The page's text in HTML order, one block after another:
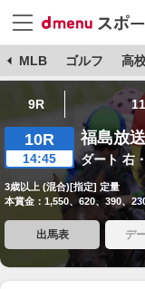
MLB ゴルフ 高
9R
10R
14:45
福島放
ダート 右
3歳以上 (混合)[指定] 定量
本賞金：1,550、620、390、
出馬表 デ